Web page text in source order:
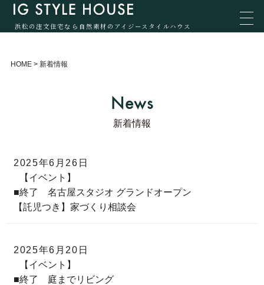
浜松の注文住宅なら自然素材のアイジースタイルハウス
HOME> 新着情報
News
新着情報
2025年6月26日
【イベント】
■終了 名古屋スタジオ グランドオープン
【託児つき】家づくり相談会
2025年6月20日
【イベント】
■終了 庭までリビング